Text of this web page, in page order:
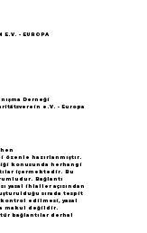
E.V. - EUROPA
Derneği
e.V. - Europa
hazırlanmıştır.
konusunda herhangi
içermektedir. Bu
Bağlantı
yasal ihlaller açısından
sırada tespit
edilmesi, yasal
makul değildir.
bağlantılar derhal